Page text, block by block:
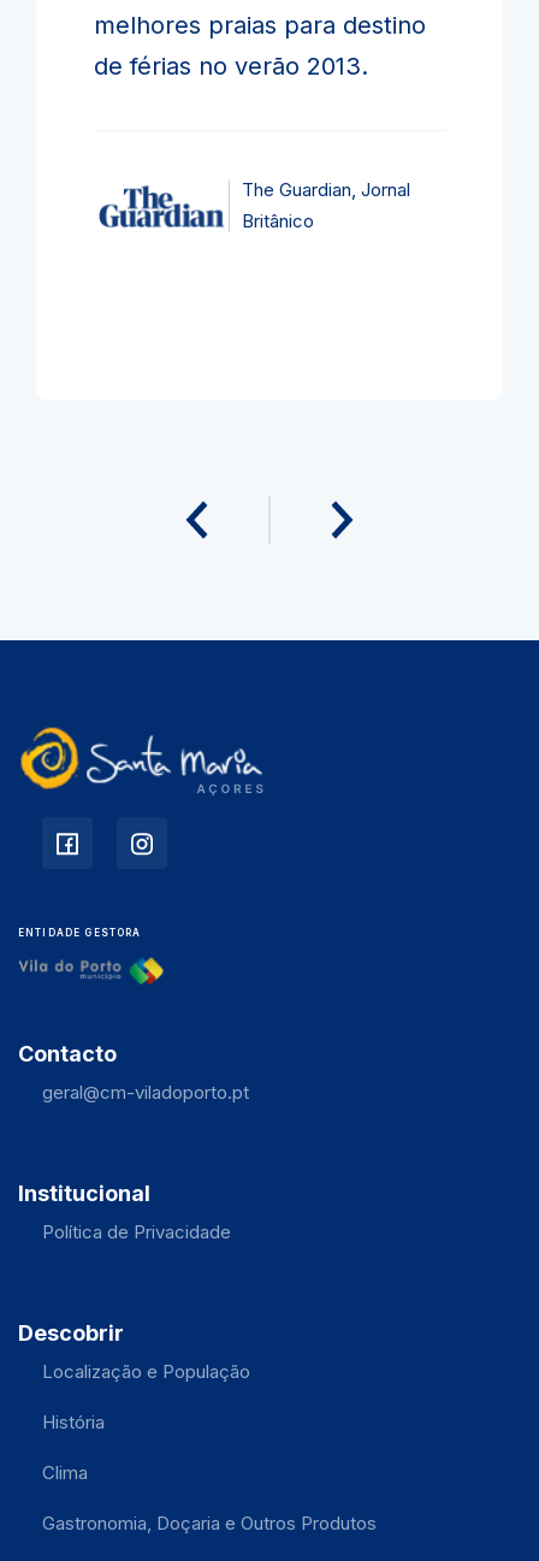
melhores praias para destino
de férias no verão 2013.
The Guardian, Jornal
Britânico
ENTIDADE GESTORA
Contacto
geral@cm-viladoporto.pt
Institucional
Política de Privacidade
Descobrir
Localização e População
História
Clima
Gastronomia, Doçaria e Outros Produtos